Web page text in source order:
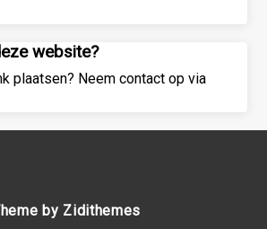
website?
plaatsen? Neem contact op via
by Zidithemes